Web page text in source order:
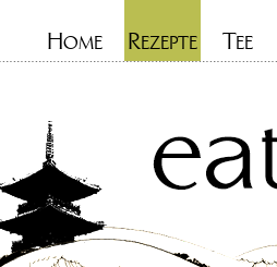
HOME REZEPTE TEE